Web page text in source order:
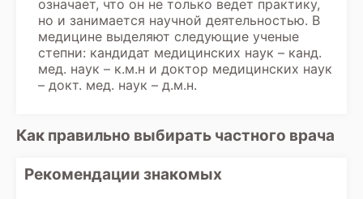
означает, что он не только ведет практику,
но и занимается научной деятельностью. В
медицине выделяют следующие ученые
степни: кандидат медицинских наук – канд.
мед. наук – к.м.н и доктор медицинских наук
– докт. мед. наук – д.м.н.
Как правильно выбирать частного врача
Рекомендации знакомых